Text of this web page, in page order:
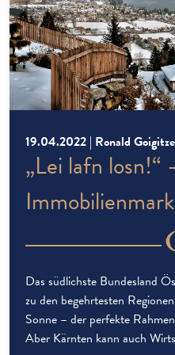
19.04.2022 | Ronald
„Lei lafn losn!“
Das südlichste Bundesland
zu den begehrtesten
Sonne – der perfekte
Aber Kärnten kann auch